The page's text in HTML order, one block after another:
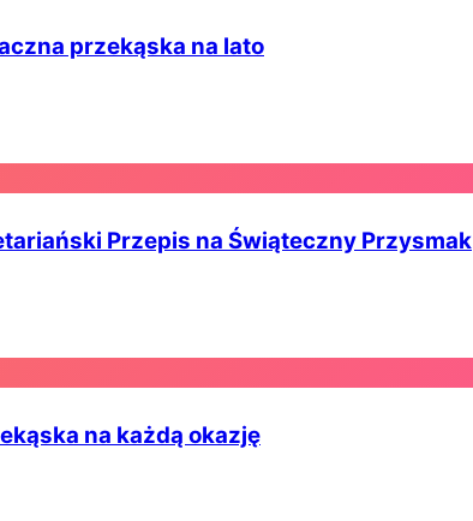
przekąska na lato
Przepis na Świąteczny Przysmak
na każdą okazję